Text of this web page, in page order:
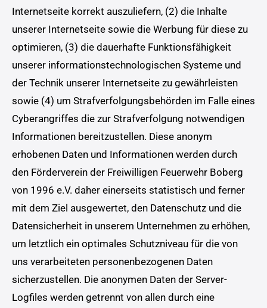
Internetseite korrekt auszuliefern, (2) die Inhalte
unserer Internetseite sowie die Werbung für diese zu
optimieren, (3) die dauerhafte Funktionsfähigkeit
unserer informationstechnologischen Systeme und
der Technik unserer Internetseite zu gewährleisten
sowie (4) um Strafverfolgungsbehörden im Falle eines
Cyberangriffes die zur Strafverfolgung notwendigen
Informationen bereitzustellen. Diese anonym
erhobenen Daten und Informationen werden durch
den Förderverein der Freiwilligen Feuerwehr Boberg
von 1996 e.V. daher einerseits statistisch und ferner
mit dem Ziel ausgewertet, den Datenschutz und die
Datensicherheit in unserem Unternehmen zu erhöhen,
um letztlich ein optimales Schutzniveau für die von
uns verarbeiteten personenbezogenen Daten
sicherzustellen. Die anonymen Daten der Server-
Logfiles werden getrennt von allen durch eine